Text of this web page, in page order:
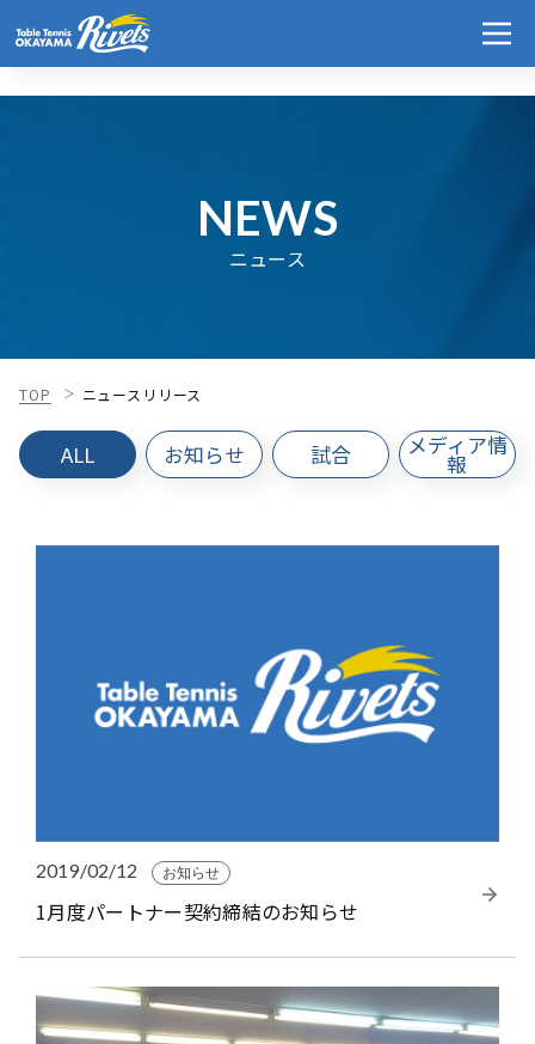
NEWS
ニュース
TOP ニュースリリース
ALL お知らせ 試合 メディア情
報
2019/02/12 お知らせ
1月度パートナー契約締結のお知らせ